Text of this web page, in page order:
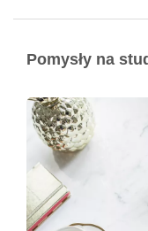
Pomysły na